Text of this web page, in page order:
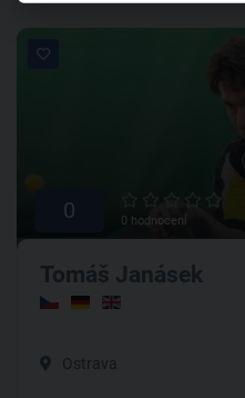
0 0 hodnocení
Tomáš Janásek
Ostrava